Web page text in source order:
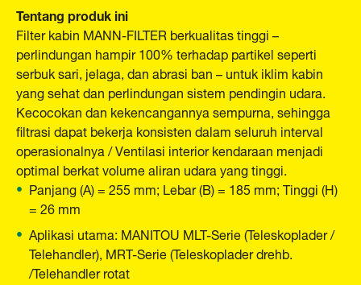
Tentang produk ini
Filter kabin MANN-FILTER berkualitas tinggi –
perlindungan hampir 100% terhadap partikel seperti
serbuk sari, jelaga, dan abrasi ban – untuk iklim kabin
yang sehat dan perlindungan sistem pendingin udara.
Kecocokan dan kekencangannya sempurna, sehingga
filtrasi dapat bekerja konsisten dalam seluruh interval
operasionalnya / Ventilasi interior kendaraan menjadi
optimal berkat volume aliran udara yang tinggi.
Panjang (A) = 255 mm; Lebar (B) = 185 mm; Tinggi (H)
= 26 mm
Aplikasi utama: MANITOU MLT-Serie (Teleskoplader /
Telehandler), MRT-Serie (Teleskoplader drehb.
/Telehandler rotat